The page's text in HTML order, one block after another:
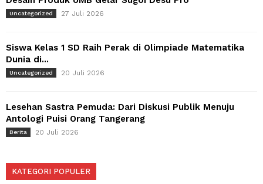
Uncategorized 27 Juli 2026
Siswa Kelas 1 SD Raih Perak di Olimpiade Matematika
Dunia di...
Uncategorized 20 Juli 2026
Lesehan Sastra Pemuda: Dari Diskusi Publik Menuju
Antologi Puisi Orang Tangerang
Berita 20 Juli 2026
KATEGORI POPULER